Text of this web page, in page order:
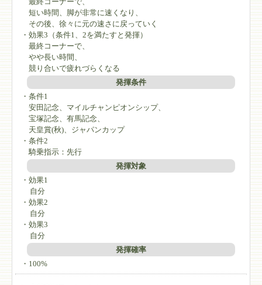
短い時間、脚が非常に速くなり、
その後、徐々に元の速さに戻っていく
・効果3（条件1、2を満たすと発揮）
最終コーナーで、
やや長い時間、
競り合いで疲れづらくなる
発揮条件
・条件1
安田記念、マイルチャンピオンシップ、
宝塚記念、有馬記念、
天皇賞(秋)、ジャパンカップ
・条件2
騎乗指示：先行
発揮対象
・効果1
自分
・効果2
自分
・効果3
自分
発揮確率
・100%